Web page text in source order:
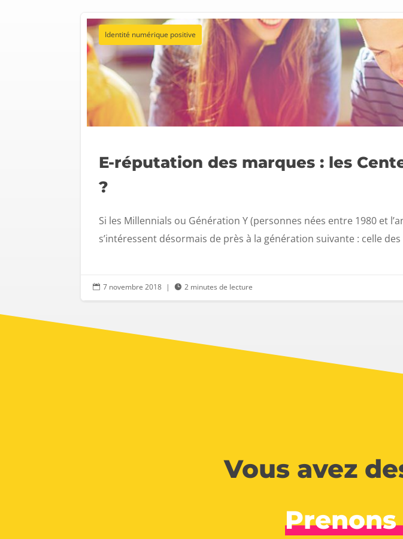
Identité numérique positive
E-réputation des marques : les
?
Si les Millennials ou Génération Y (personnes nées entre 1980 et
s’intéressent désormais de près à la génération suivante : celle
 7 novembre 2018 |  2 minutes de lecture
Vous avez